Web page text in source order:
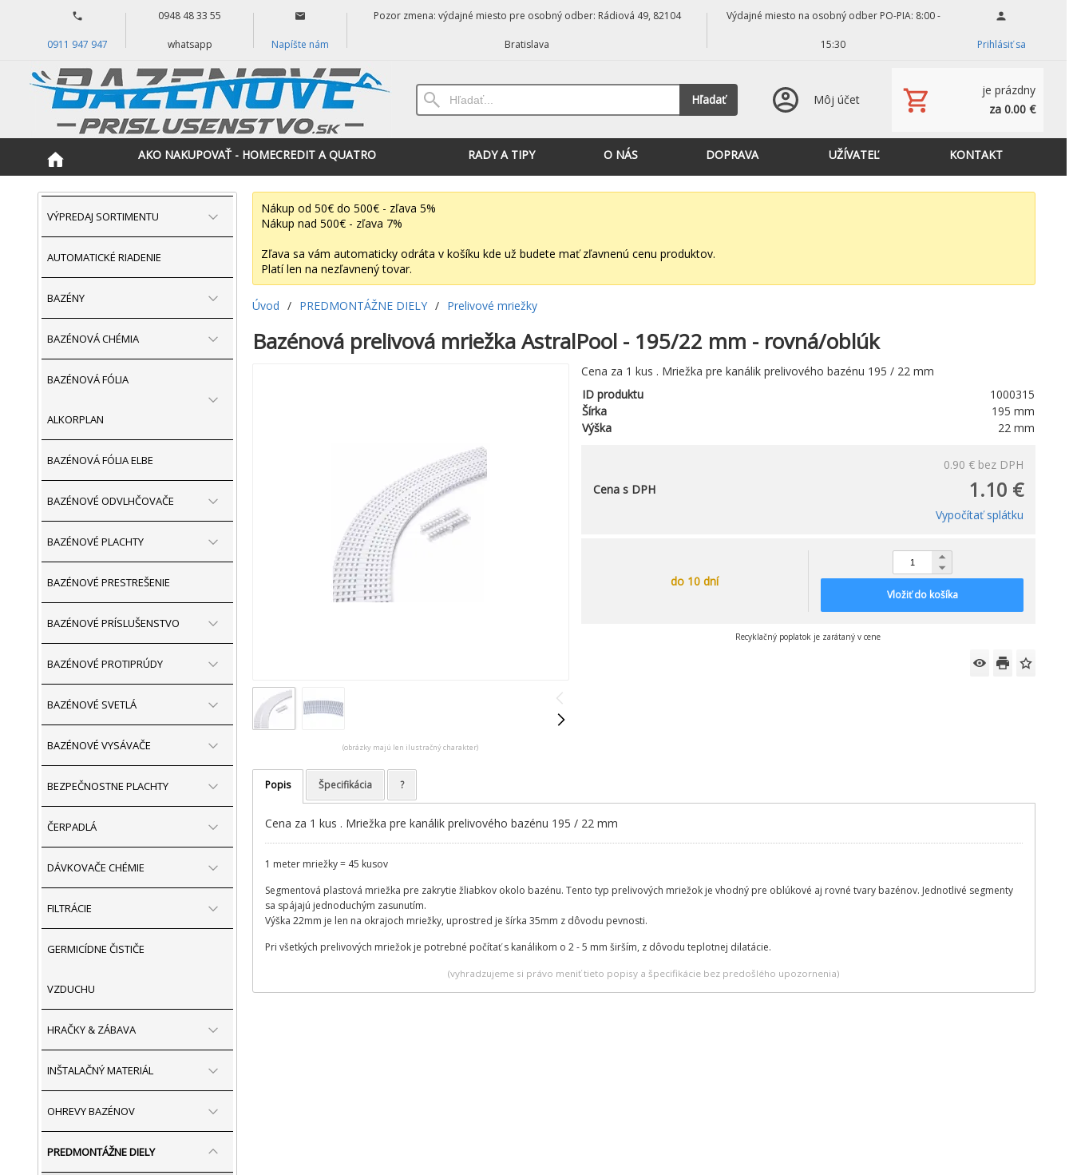
0911 947 947
0948 48 33 55
whatsapp Napíšte nám
Pozor zmena: výdajné miesto pre osobný odber: Rádiová 49, 82104
Bratislava
Výdajné miesto na osobný odber PO-PIA: 8:00 -
15:30 Prihlásiť sa
Hľadať Môj účet
je prázdny
za 0.00 €
AKO NAKUPOVAŤ - HOMECREDIT A QUATRO RADY A TIPY O NÁS DOPRAVA UŽÍVATEĽ KONTAKT
VÝPREDAJ SORTIMENTU
AUTOMATICKÉ RIADENIE
BAZÉNY
BAZÉNOVÁ CHÉMIA
BAZÉNOVÁ FÓLIA
ALKORPLAN
BAZÉNOVÁ FÓLIA ELBE
BAZÉNOVÉ ODVLHČOVAČE
BAZÉNOVÉ PLACHTY
BAZÉNOVÉ PRESTREŠENIE
BAZÉNOVÉ PRÍSLUŠENSTVO
BAZÉNOVÉ PROTIPRÚDY
BAZÉNOVÉ SVETLÁ
BAZÉNOVÉ VYSÁVAČE
BEZPEČNOSTNE PLACHTY
ČERPADLÁ
DÁVKOVAČE CHÉMIE
FILTRÁCIE
GERMICÍDNE ČISTIČE
VZDUCHU
HRAČKY & ZÁBAVA
INŠTALAČNÝ MATERIÁL
OHREVY BAZÉNOV
PREDMONTÁŽNE DIELY
Nákup od 50€ do 500€ - zľava 5%
Nákup nad 500€ - zľava 7%
Zľava sa vám automaticky odráta v košíku kde už budete mať zľavnenú cenu produktov.
Platí len na nezľavnený tovar.
Úvod / PREDMONTÁŽNE DIELY / Prelivové mriežky
Bazénová prelivová mriežka AstralPool - 195/22 mm - rovná/oblúk
(obrázky majú len ilustračný charakter)
Cena za 1 kus . Mriežka pre kanálik prelivového bazénu 195 / 22 mm
ID produktu
1000315
Šírka
195 mm
Výška
22 mm
0.90 € bez DPH
1.10 €
Cena s DPH
Vypočítať splátku
do 10 dní
Vložiť do košíka
Recyklačný poplatok je zarátaný v cene
Popis Špecifikácia ?
Cena za 1 kus . Mriežka pre kanálik prelivového bazénu 195 / 22 mm
1 meter mriežky = 45 kusov
Segmentová plastová mriežka pre zakrytie žliabkov okolo bazénu. Tento typ prelivových mriežok je vhodný pre oblúkové aj rovné tvary bazénov. Jednotlivé segmenty
sa spájajú jednoduchým zasunutím.
Výška 22mm je len na okrajoch mriežky, uprostred je šírka 35mm z dôvodu pevnosti.
Pri všetkých prelivových mriežok je potrebné počítať s kanálikom o 2 - 5 mm širším, z dôvodu teplotnej dilatácie.
(vyhradzujeme si právo meniť tieto popisy a špecifikácie bez predošlého upozornenia)